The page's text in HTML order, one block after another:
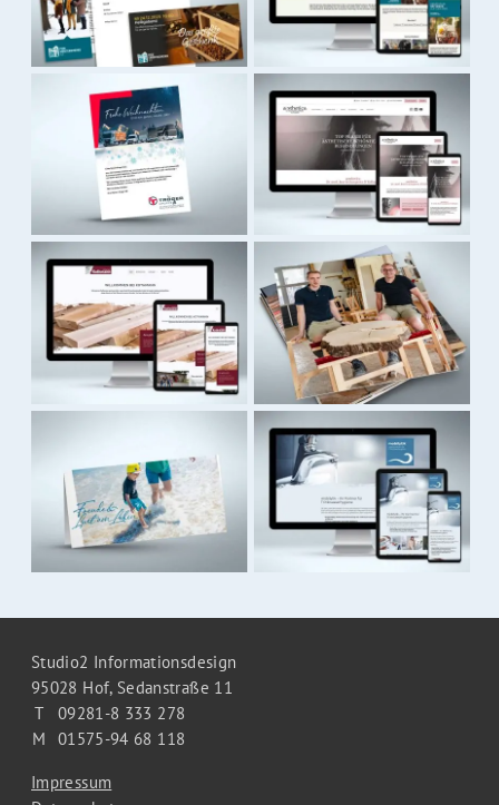
Studio2 Informationsdesign
95028 Hof, Sedanstraße 11
T
09281-8 333 278
M
01575-94 68 118
Impressum